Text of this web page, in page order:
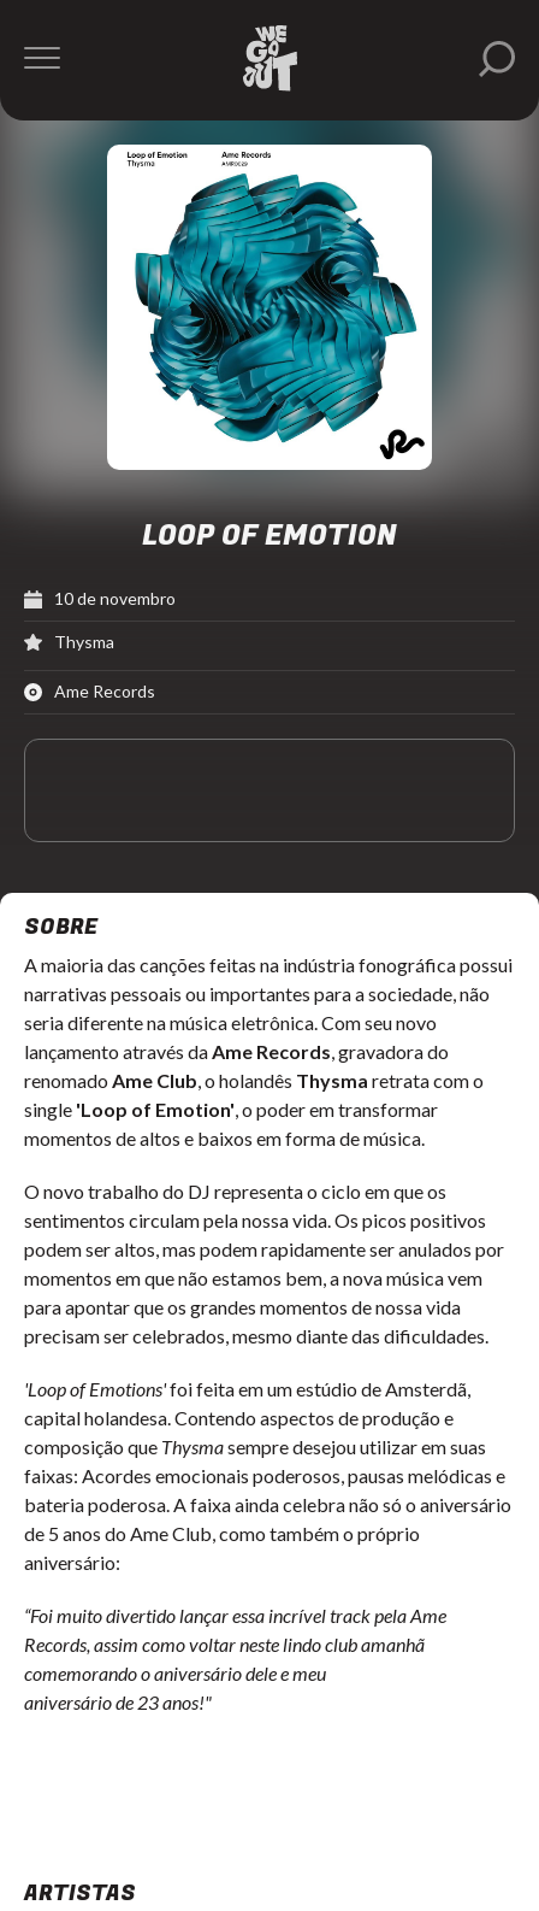
LOOP OF EMOTION
10 de novembro
Thysma
Ame Records
SOBRE
A maioria das canções feitas na indústria fonográfica possui
narrativas pessoais ou importantes para a sociedade, não
seria diferente na música eletrônica. Com seu novo
lançamento através daAme Records, gravadora do
renomado Ame Club, o holandês Thysma retrata com o
single 'Loop of Emotion', o poder em transformar
momentos de altos e baixos em forma de música.
O novo trabalho do DJ representa o ciclo em que os
sentimentos circulam pela nossa vida. Os picos positivos
podem ser altos, mas podem rapidamente ser anulados por
momentos em que não estamos bem, a nova música vem
para apontar que os grandes momentos de nossa vida
precisam ser celebrados, mesmo diante das dificuldades.
'Loop of Emotions'foi feita em um estúdio de Amsterdã,
capital holandesa. Contendo aspectos de produção e
composição que Thysmasempre desejou utilizar em suas
faixas: Acordes emocionais poderosos, pausas melódicas e
bateria poderosa. A faixa ainda celebra não só o aniversário
de 5 anos do Ame Club, como também o próprio
aniversário:
“Foi muito divertido lançar essa incrível track pela Ame
Records, assim como voltar neste lindo club amanhã
comemorando o aniversário dele e meu
aniversário de 23 anos!"
ARTISTAS